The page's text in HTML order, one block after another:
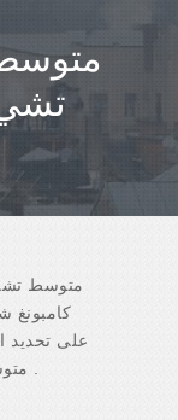
تشي
كامبونغ
على تحديد